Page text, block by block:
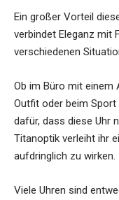
Ein großer Vorteil
verbindet Eleganz mit
verschiedenen
Ob im Büro mit einem
Outfit oder beim
dafür, dass diese Uhr
Titanoptik verleiht ihr
aufdringlich zu wirken.
Viele Uhren sind